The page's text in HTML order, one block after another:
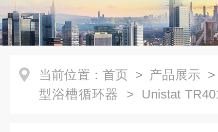
当前位置： 首页 > 产品展示
型浴槽循环器 > Unistat